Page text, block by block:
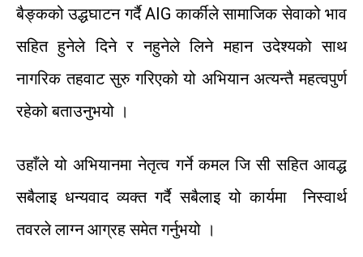
बैङ्कको उद्धघाटन गर्दैAIGकार्कीले सामाजिक सेवाको भाव
सहित हुनेलेदिने र नहुनेले लिने महान उदेश्यको साथ
नागरिक तहवाट सुरु गरिएको यो अभियान अत्यन्तै महत्वपुर्ण
रहेको बताउनुभयो ।
उहाँले यो अभियानमा नेतृत्व गर्ने कमल जि सी सहित आवद्ध
सबैलाइ धन्यवाद व्यक्त गर्दै सबैलाइ यो कार्यमा
निस्वार्थ
तवरले लाग्नआग्रह समेत गर्नुभयो ।